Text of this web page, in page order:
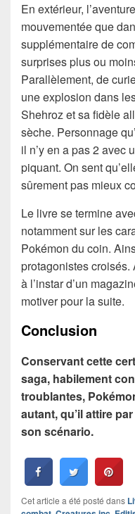
En extérieur,
mouvementée que
supplémentaire de
surprises plus ou
Parallèlement, de
une explosion dans
Shehroz et sa fidèle
sèche. Personnage
il n’y en a pas 2 avec
piquant. On sent
sûrement pas mieux
Le livre se termine
notamment sur les
Pokémon du coin.
protagonistes
à l’instar d’un
motiver pour la suite.
Conclusion
Conservant cette
saga, habilement
troublantes,
autant, qu’il attire
son scénario.
Cet article a été posté dans